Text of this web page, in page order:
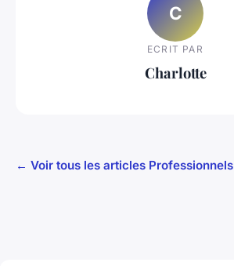
C
ECRIT PAR
Charlotte
← Voir tous les articles Professionnels